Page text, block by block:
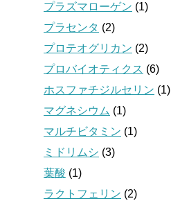
プラズマローゲン (1)
プラセンタ (2)
プロテオグリカン (2)
プロバイオティクス (6)
ホスファチジルセリン (1)
マグネシウム (1)
マルチビタミン (1)
ミドリムシ (3)
葉酸 (1)
ラクトフェリン (2)